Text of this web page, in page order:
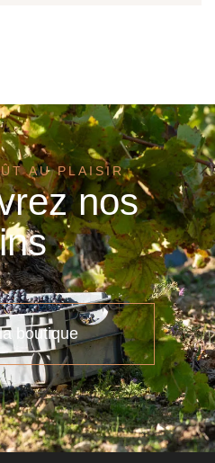
AU PLAISIR
nos
boutique